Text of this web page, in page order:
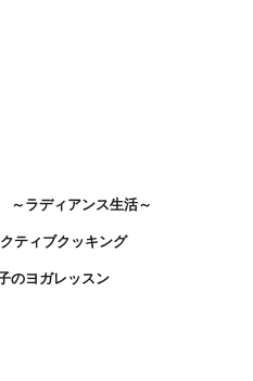
～ラディアンス生活～
ティブクッキング
のヨガレッスン